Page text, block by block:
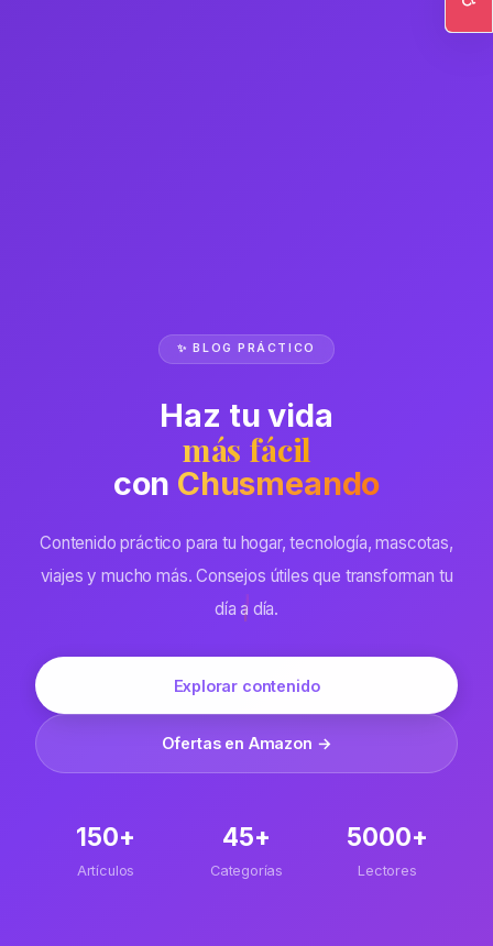
✨ BLOG PRÁCTICO
Haz tu vida
más fácil
con Chusmeando
Contenido práctico para tu hogar, tecnología, mascotas,
viajes y mucho más. Consejos útiles que transforman tu
día a día.
Explorar contenido
Ofertas en Amazon →
150+
Artículos
45+
Categorías
5000+
Lectores